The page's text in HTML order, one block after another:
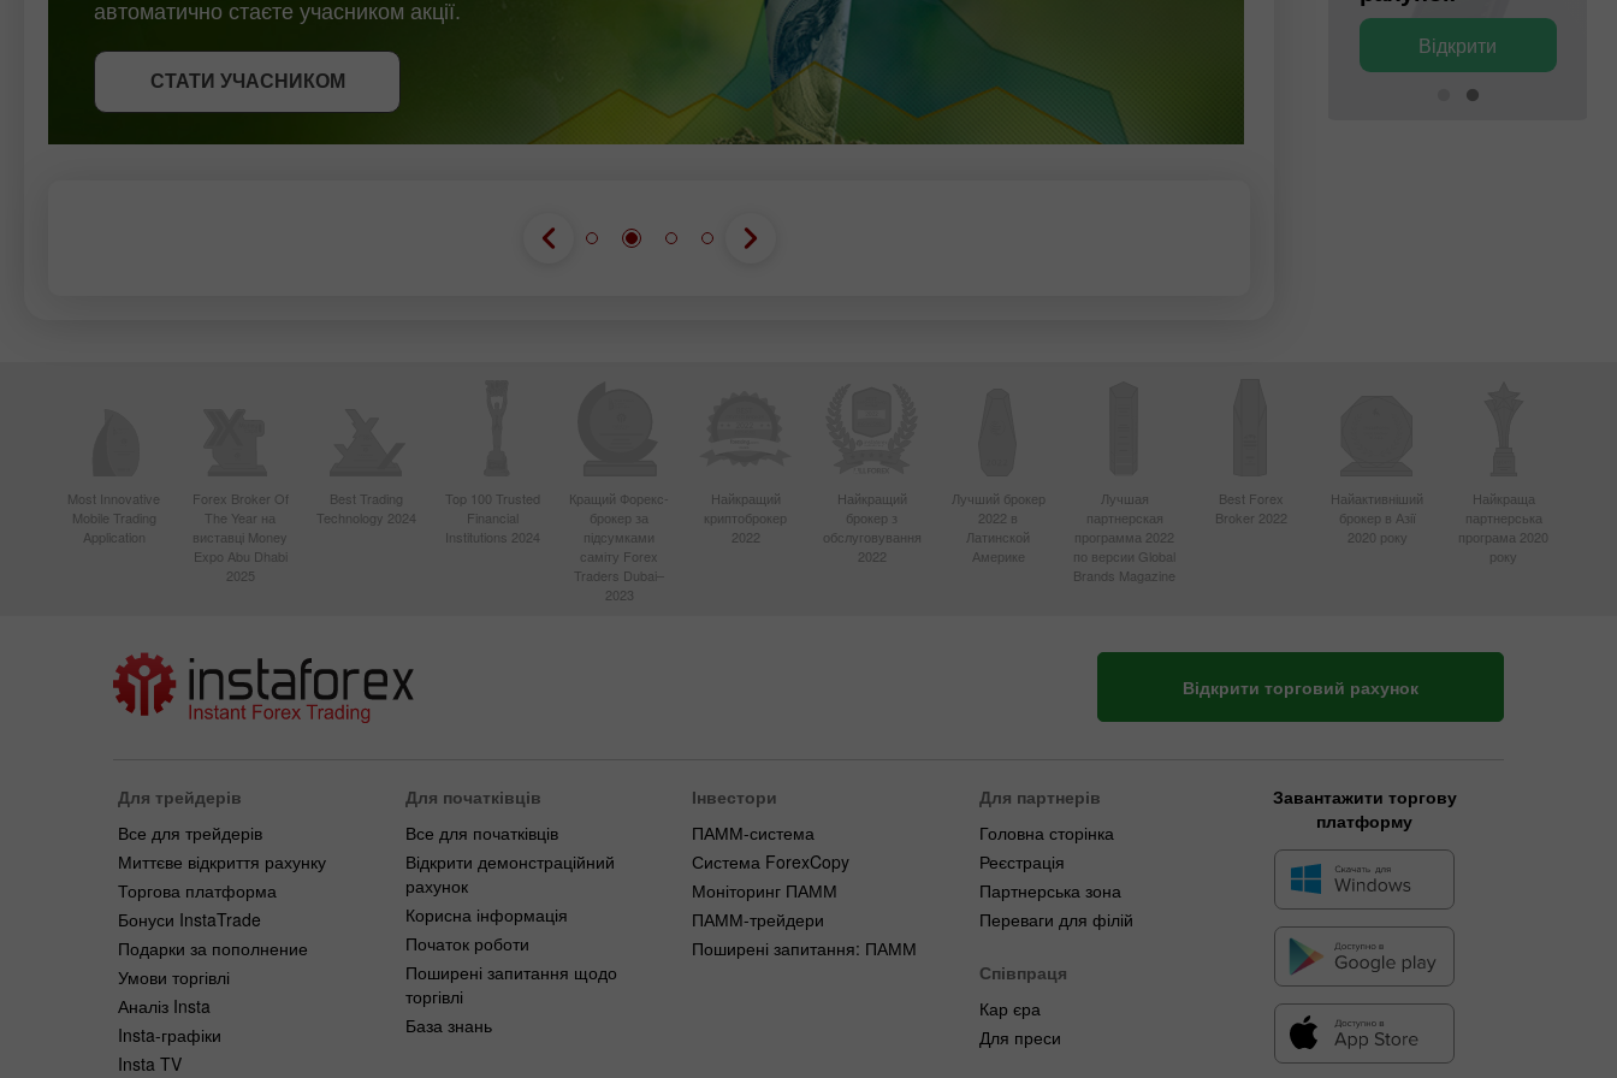
СТАТИ УЧАСНИКОМ
автоматично стаєте учасником акції.
СТАТИ УЧАСНИКОМ
ОТРИМАТИ БОНУС
Відкрити
Most Innovative
Mobile Trading
Application
Forex Broker Of
The Year на
виставці Money
Expo Abu Dhabi
2025
Best Trading
Technology 2024
Top 100 Trusted
Financial
Institutions 2024
Кращий Форекс-
брокер за
підсумками
саміту Forex
Traders Dubai–
2023
Найкращий
криптоброкер
2022
Найкращий
брокер з
обслуговування
2022
Лучший брокер
2022 в
Латинской
Америке
Лучшая
партнерская
программа 2022
по версии Global
Brands Magazine
Best Forex
Broker 2022
Найактивніший
брокер в Азії
2020 року
Найкраща
партнерська
програма 2020
року
Відкрити торговий рахунок
Для трейдерів
Все для трейдерів
Миттєве відкриття рахунку
Торгова платформа
Бонуси InstaTrade
Подарки за пополнение
Умови торгівлі
Аналіз Insta
Insta-графіки
Insta TV
Для початківців
Все для початківців
Відкрити демонстраційний
рахунок
Корисна інформація
Початок роботи
Поширені запитання щодо
торгівлі
База знань
Інвестори
ПАММ-система
Система ForexCopy
Моніторинг ПАММ
ПАММ-трейдери
Поширені запитання: ПАММ
Для партнерів
Головна сторінка
Реєстрація
Партнерська зона
Переваги для філій
Співпраця
Кар єра
Для преси
Завантажити торгову
платформу